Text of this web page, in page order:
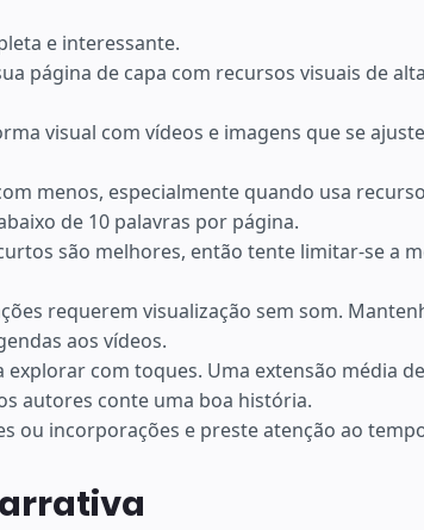
e interessante.
página de capa com recursos visuais de
visual com vídeos e imagens que se
menos, especialmente quando usa
de 10 palavras por página.
são melhores, então tente limitar-se a
requerem visualização sem som.
aos vídeos.
com toques. Uma extensão média
autores conte uma boa história.
ou incorporações e preste atenção ao